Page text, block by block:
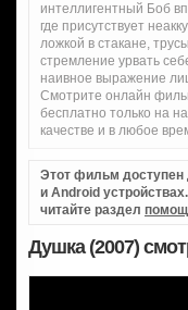
интеллигентный Боб
где присутствует
ложкой в стакане,
стремление урвать
наивное выражение
Смотрите онлайн
бесплатно только на
качестве и в любое
Этот фильм доступен
и Android
читайте раздел
Душка (2007)